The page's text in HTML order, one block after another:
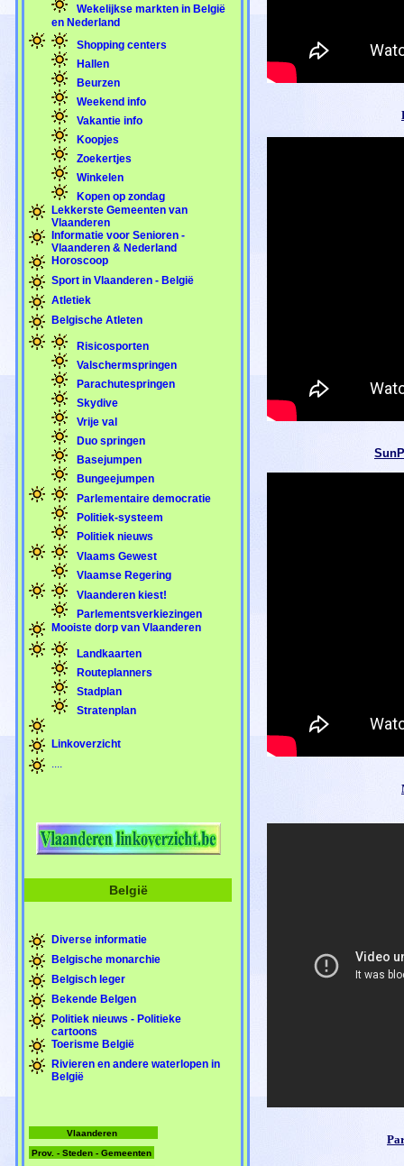
Wekelijkse markten in België
en Nederland
Shopping centers
Hallen
Beurzen
Weekend info
Vakantie info
Koopjes
Zoekertjes
Winkelen
Kopen op zondag
Lekkerste Gemeenten van
Vlaanderen
Informatie voor Senioren -
Vlaanderen & Nederland
Horoscoop
Sport in Vlaanderen - België
Atletiek
Belgische Atleten
Risicosporten
Valschermspringen
Parachutespringen
Skydive
Vrije val
Duo springen
Basejumpen
Bungeejumpen
Parlementaire democratie
Politiek-systeem
Politiek nieuws
Vlaams Gewest
Vlaamse Regering
Vlaanderen kiest!
Parlementsverkiezingen
Mooiste dorp van Vlaanderen
Landkaarten
Routeplanners
Stadplan
Stratenplan
Linkoverzicht
België
Diverse informatie
Belgische monarchie
Belgisch leger
Bekende Belgen
Politiek nieuws - Politieke
cartoons
Toerisme België
Rivieren en andere waterlopen in
België
Vlaanderen
Prov. - Steden - Gemeenten